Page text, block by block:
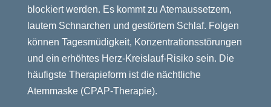
blockiert werden. Es kommt zu Atemaussetzern,
lautem Schnarchen und gestörtem Schlaf. Folgen
können Tagesmüdigkeit, Konzentrationsstörungen
und ein erhöhtes Herz-Kreislauf-Risiko sein. Die
häufigste Therapieform ist die nächtliche
Atemmaske (CPAP-Therapie).